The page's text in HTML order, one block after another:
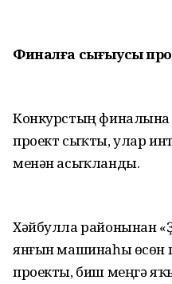
Финалға сығыусы
Конкурстың
проект сыҡты, улар
менән асыҡланды.
Хәйбулла районынан
янғын машинаһы өсөн
проекты, биш меңгә